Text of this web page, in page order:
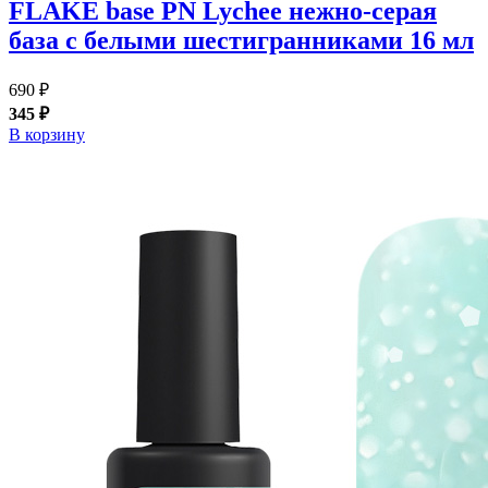
FLAKE base PN Lychee нежно-серая
база с белыми шестигранниками 16 мл
690 ₽
345 ₽
В корзину